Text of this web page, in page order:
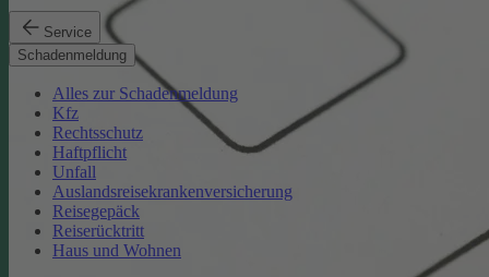
Service
Schadenmeldung
Alles zur Schadenmeldung
Kfz
Rechtsschutz
Haftpflicht
Unfall
Auslandsreisekrankenversicherung
Reisegepäck
Reiserücktritt
Haus und Wohnen